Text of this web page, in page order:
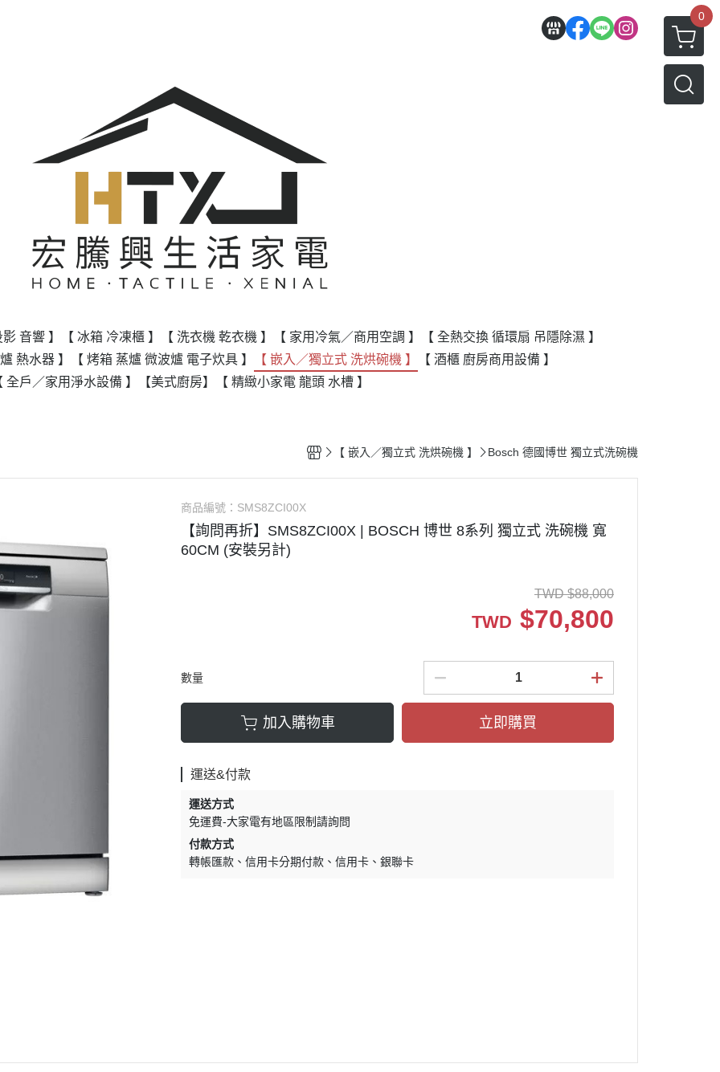
0
音響 】 【 冰箱 冷凍櫃 】 【 洗衣機 乾衣機 】 【 家用冷氣／商用空調 】
【 全熱交換 循環扇 吊隱除濕 】
熱水器 】
【 烤箱 蒸爐 微波爐 電子炊具 】 【 嵌入／獨立式 洗烘碗機 】
【 酒櫃 廚房商用設備 】
全戶／家用淨水設備 】
【美式廚房】 【 精緻小家電 龍頭 水槽 】
【 嵌入／獨立式 洗烘碗機 】 Bosch 德國博世 獨立式洗碗機
商品編號： SMS8ZCI00X
【詢問再折】SMS8ZCI00X | BOSCH 博世 8系列 獨立式 洗碗機 寬
60CM (安裝另計)
TWD $88,000
TWD $70,800
數量
加入購物車 立即購買
運送&付款
運送方式
免運費-大家電有地區限制請詢問
付款方式
轉帳匯款
信用卡分期付款 信用卡 銀聯卡